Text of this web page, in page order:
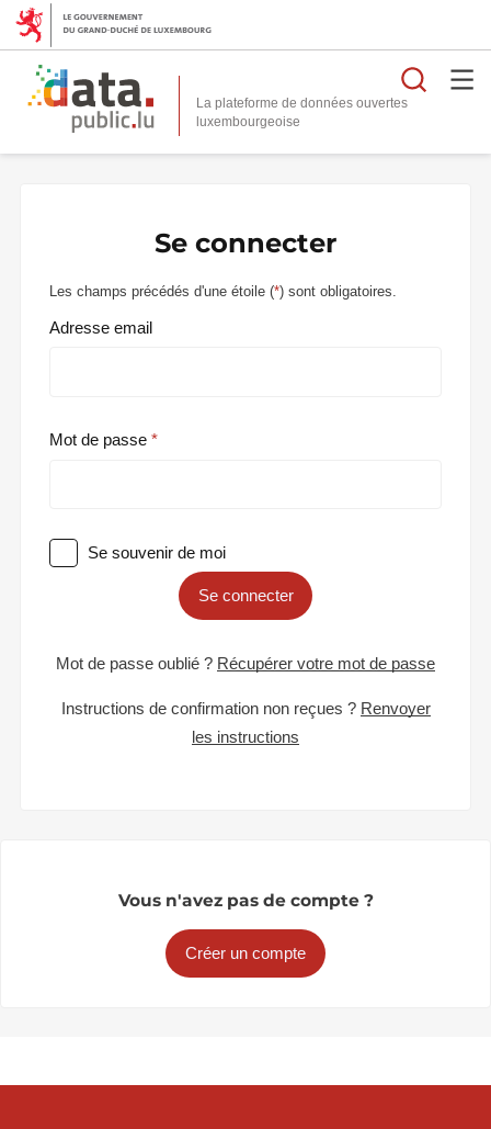
La plateforme de données ouvertes
Se connecter
Les champs précédés d'une étoile (*) sont obligatoires.
Adresse email
Mot de passe
Se souvenir de moi
Se connecter
Mot de passe oublié ? Récupérer votre mot de passe
Instructions de confirmation non reçues ? Renvoyer
les instructions
Vous n'avez pas de compte ?
Créer un compte